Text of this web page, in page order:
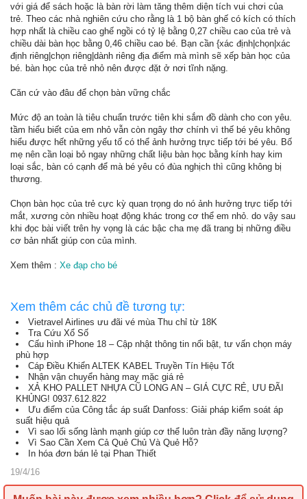
với giá để sách hoặc là bàn rời làm tăng thêm diện tích vui chơi của
trẻ. Theo các nhà nghiên cứu cho rằng là 1 bộ bàn ghế có kích có thích
hợp nhất là chiều cao ghế ngồi có tỷ lệ bằng 0,27 chiều cao của trẻ và
chiều dài bàn học bằng 0,46 chiều cao bé. Bạn cần {xác định|chọn|xác
định riêng|chọn riêng|dành riêng địa điểm mà mình sẽ xếp bàn học của
bé. bàn học của trẻ nhỏ nên được đặt ở nơi tĩnh nặng.
Căn cứ vào đâu để chọn bàn vững chắc
Mức độ an toàn là tiêu chuẩn trước tiên khi sắm đồ dành cho con yêu.
tầm hiểu biết của em nhỏ vẫn còn ngây thơ chính vì thế bé yêu không
hiểu được hết những yếu tố có thể ảnh hưởng trực tiếp tới bé yêu. Bố
mẹ nên cần loại bỏ ngay những chất liệu bàn học bằng kính hay kim
loại sắc, bàn có cạnh để mà bé yêu có đùa nghịch thì cũng không bị
thương.
Chọn bàn học của trẻ cực kỳ quan trọng do nó ảnh hưởng trực tiếp tới
mắt, xương còn nhiều hoạt động khác trong cơ thể em nhỏ. do vậy sau
khi đọc bài viết trên hy vọng là các bậc cha mẹ đã trang bị những điều
cơ bản nhất giúp con của mình.
Xem thêm : Xe đạp cho bé
Xem thêm các chủ đề tương tự:
Vietravel Airlines ưu đãi vé mùa Thu chỉ từ 18K
Tra Cứu Xổ Số
Cấu hình iPhone 18 – Cập nhật thông tin nổi bật, tư vấn chọn máy
phù hợp
Cáp Điều Khiển ALTEK KABEL Truyền Tín Hiệu Tốt
Nhận vận chuyển hàng may mặc giá rẻ
XẢ KHO PALLET NHỰA CŨ LONG AN – GIÁ CỰC RẺ, ƯU ĐÃI
KHỦNG! 0937.612.822
Ưu điểm của Công tắc áp suất Danfoss: Giải pháp kiểm soát áp
suất hiệu quả
Vì sao lối sống lành mạnh giúp cơ thể luôn tràn đầy năng lượng?
Vì Sao Cần Xem Cả Quẻ Chủ Và Quẻ Hỗ?
In hóa đơn bán lẻ tại Phan Thiết
19/4/16